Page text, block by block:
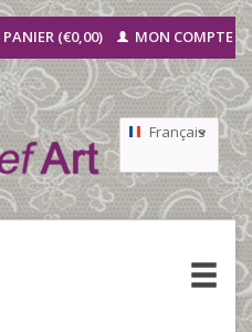
PANIER (€0,00) MON COMPTE
Français
Nederlands